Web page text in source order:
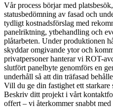
Vår process börjar med
statusbedömning av fasad och
tydligt kostnadsförslag med
panelriktning, ytbehandling och
plåtarbeten. Under produktionen
skyddar omgivande ytor och
privatpersoner hanterar vi ROT-
slutfört panelbyte genomförs en
underhåll så att din träfasad
Vill du ge din fastighet ett
Beskriv ditt projekt i vårt
offert – vi återkommer snabbt med